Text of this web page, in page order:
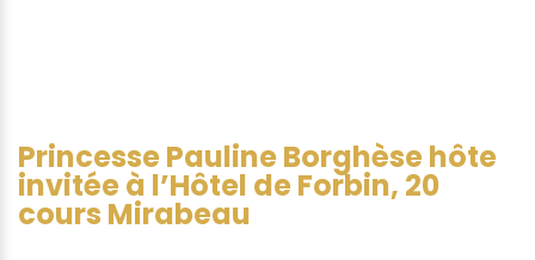
Princesse Pauline Borghèse hôte
invitée à l’Hôtel de Forbin, 20
cours Mirabeau